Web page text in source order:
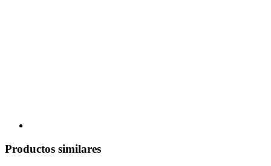
Productos similares